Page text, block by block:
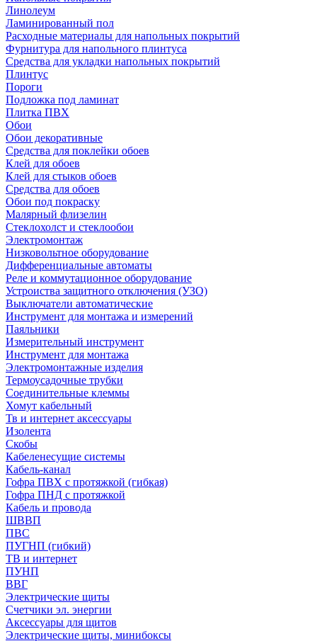
Линолеум
Ламинированный пол
Расходные материалы для напольных покрытий
Фурнитура для напольного плинтуса
Средства для укладки напольных покрытий
Плинтус
Пороги
Подложка под ламинат
Плитка ПВХ
Обои
Обои декоративные
Средства для поклейки обоев
Клей для обоев
Клей для стыков обоев
Средства для обоев
Обои под покраску
Малярный флизелин
Стеклохолст и стеклообои
Электромонтаж
Низковольтное оборудование
Дифференциальные автоматы
Реле и коммутационное оборудование
Устроиства защитного отключения (УЗО)
Выключатели автоматические
Инструмент для монтажа и измерений
Паяльники
Измерительный инструмент
Инструмент для монтажа
Электромонтажные изделия
Термоусадочные трубки
Соединительные клеммы
Хомут кабельный
Тв и интернет аксессуары
Изолента
Скобы
Кабеленесущие системы
Кабель-канал
Гофра ПВХ с протяжкой (гибкая)
Гофра ПНД с протяжкой
Кабель и провода
ШВВП
ПВС
ПУГНП (гибкий)
ТВ и интернет
ПУНП
ВВГ
Электрические щиты
Счетчики эл. энергии
Аксессуары для щитов
Электрические щиты, минибоксы